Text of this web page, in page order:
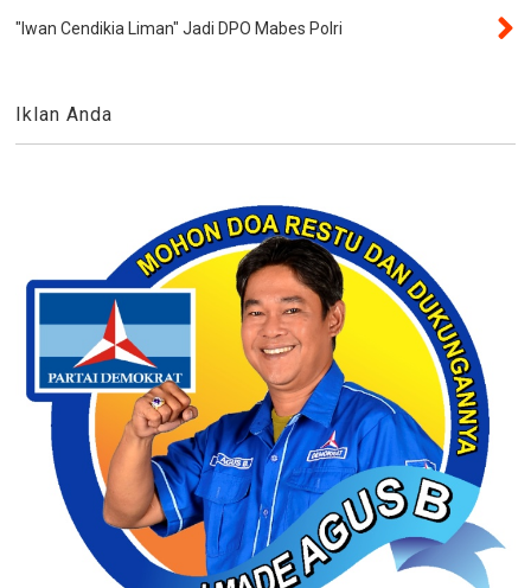
"Iwan Cendikia Liman" Jadi DPO Mabes Polri
Iklan Anda